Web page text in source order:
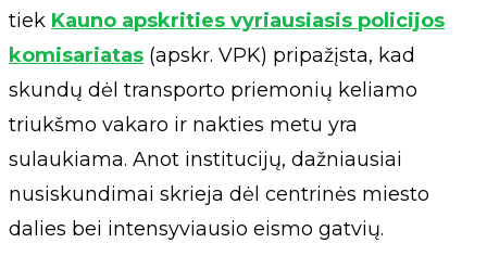
tiek Kauno apskrities vyriausiasis policijos
komisariatas (apskr. VPK) pripažįsta, kad
skundų dėl transporto priemonių keliamo
triukšmo vakaro ir nakties metu yra
sulaukiama. Anot institucijų, dažniausiai
nusiskundimai skrieja dėl centrinės miesto
dalies bei intensyviausio eismo gatvių.